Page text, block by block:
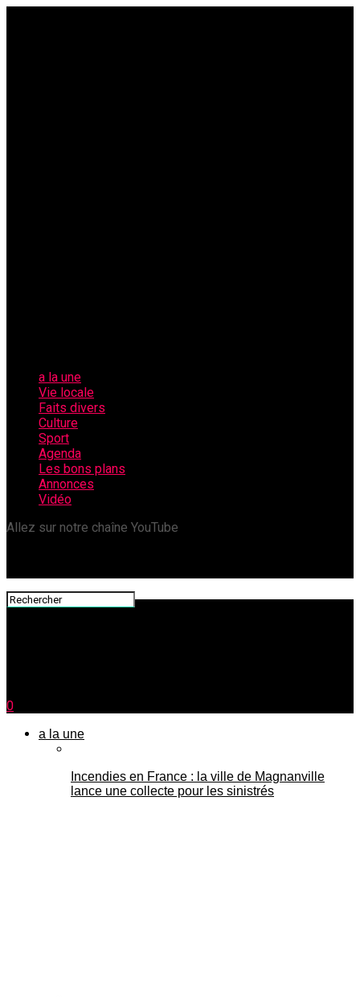
a la une
Vie locale
Faits divers
Culture
Sport
Agenda
Les bons plans
Annonces
Vidéo
Allez sur notre chaîne YouTube
0
a la une
Incendies en France : la ville de Magnanville
lance une collecte pour les sinistrés